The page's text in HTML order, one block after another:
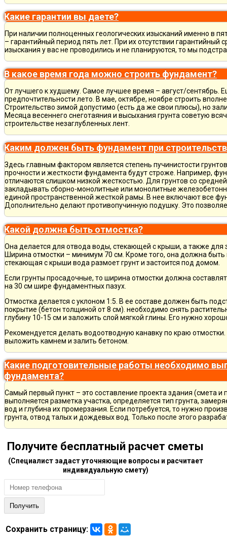
Какие гарантии вы даете?
При наличии полноценных геологических изысканий именно в
– гарантийный период пять лет. При их отсутствии гарантийный
изыскания у вас не проводились и не планируются, то мы
В какое время года можно строить фундамент?
От лучшего к худшему. Самое лучшее время – август/сентябрь.
предпочтительности лето. В мае, октябре, ноябре строить
Строительство зимой допустимо (есть да же свои плюсы), но
Месяца весеннего снеготаяния и высыхания грунта советую
строительстве незаглубленных лент.
Каким должен быть фундамент при
Здесь главным фактором является степень пучинистости
прочности и жесткости фундамента будут строже. Например,
отличаются слишком низкой жесткостью. Для грунтов со
закладывать сборно-монолитные или монолитные
единой пространственной жесткой рамы. В нее включают все
Дополнительно делают противопучинную подушку. Это
Какой должна быть отмостка?
Она делается для отвода воды, стекающей с крыши, а также для
Ширина отмостки – минимум 70 см. Кроме того, она должна быть
стекающая с крыши вода размоет грунт и застоится под домом.
Если грунты просадочные, то ширина отмостки должна
на 30 см шире фундаментных пазух.
Отмостка делается с уклоном 1:5. В ее составе должен быть
покрытие (бетон толщиной от 8 см). необходимо снять
глубину 10-15 см и заложить слой мягкой глины. Его нужно
Рекомендуется делать водоотводную канавку по краю
выложить камнем и залить бетоном.
Какие подготовительные работы необходимо
фундамента?
Самый первый пункт – это составление проекта здания (смета
выполняется разметка участка, определяется тип грунта,
вод и глубина их промерзания. Если потребуется, то нужно
грунта, отвод талых и дождевых вод. Только после этого
Получите бесплатный расчет сметы
(Специалист задаст уточняющие вопросы и расчитает
индивидуальную смету)
Сохранить страницу: